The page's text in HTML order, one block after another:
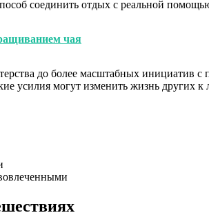
соединить отдых с реальной
чая
до более масштабных
усилия могут изменить жизнь других к